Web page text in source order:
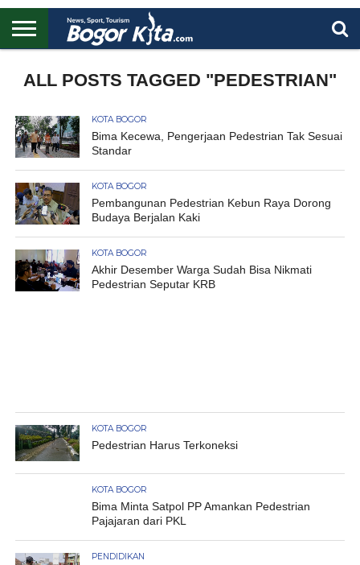
UTAMA
ALL POSTS TAGGED "PEDESTRIAN"
KOTA BOGOR
Bima Kecewa, Pengerjaan Pedestrian Tak Sesuai
Standar
KOTA BOGOR
Pembangunan Pedestrian Kebun Raya Dorong
Budaya Berjalan Kaki
KOTA BOGOR
Akhir Desember Warga Sudah Bisa Nikmati
Pedestrian Seputar KRB
KOTA BOGOR
Pedestrian Harus Terkoneksi
KOTA BOGOR
Bima Minta Satpol PP Amankan Pedestrian
Pajajaran dari PKL
PENDIDIKAN